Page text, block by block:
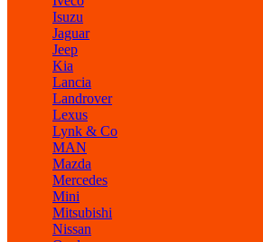
Isuzu
Jaguar
Jeep
Kia
Lancia
Landrover
Lexus
Lynk & Co
MAN
Mazda
Mercedes
Mini
Mitsubishi
Nissan